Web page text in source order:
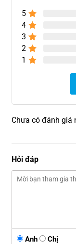
5
4
3
2
1
Chưa có đánh giá
Hỏi đáp
Anh Chị